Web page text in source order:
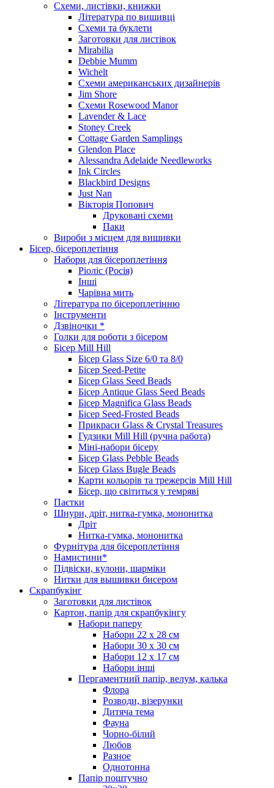
Схеми, листівки, книжки
Література по вишивці
Схеми та буклети
Заготовки для листівок
Mirabilia
Debbie Mumm
Wichelt
Схеми американських дизайнерів
Jim Shore
Cхеми Rosewood Manor
Lavender & Lace
Stoney Creek
Cottage Garden Samplings
Glendon Place
Alessandra Adelaide Needleworks
Ink Circles
Blackbird Designs
Just Nan
Вікторія Попович
Друковані схеми
Паки
Вироби з місцем для вишивки
Бісер, бісероплетіння
Набори для бісероплетіння
Ріоліс (Росія)
Інші
Чарівна мить
Література по бісероплетінню
Інструменти
Дзвіночки *
Голки для роботи з бісером
Бісер Mill Hill
Бісер Glass Size 6/0 та 8/0
Бісер Seed-Petite
Бісер Glass Seed Beads
Бісер Antique Glass Seed Beads
Бісер Magnifica Glass Beads
Бісер Seed-Frosted Beads
Прикраси Glass & Crystal Treasures
Гудзики Mill Hill (ручна работа)
Міні-набори бісеру
Бісер Glass Pebble Beads
Бісер Glass Bugle Beads
Карти кольорів та трежерсів Mill Hill
Бісер, що світиться у темряві
Паєтки
Шнури, дріт, нитка-гумка, мононитка
Дріт
Нитка-гумка, мононитка
Фурнітура для бісероплетіння
Намистини*
Підвіски, кулони, шарміки
Нитки для вышивки бисером
Скрапбукінг
Заготовки для листівок
Картон, папір для скрапбукінгу
Набори паперу
Набори 22 х 28 см
Набори 30 х 30 см
Набори 12 х 17 см
Набори інші
Пергаментний папір, велум, калька
Флора
Розводи, візерунки
Дитяча тема
Фауна
Чорно-білий
Любов
Разное
Однотонна
Папір поштучно